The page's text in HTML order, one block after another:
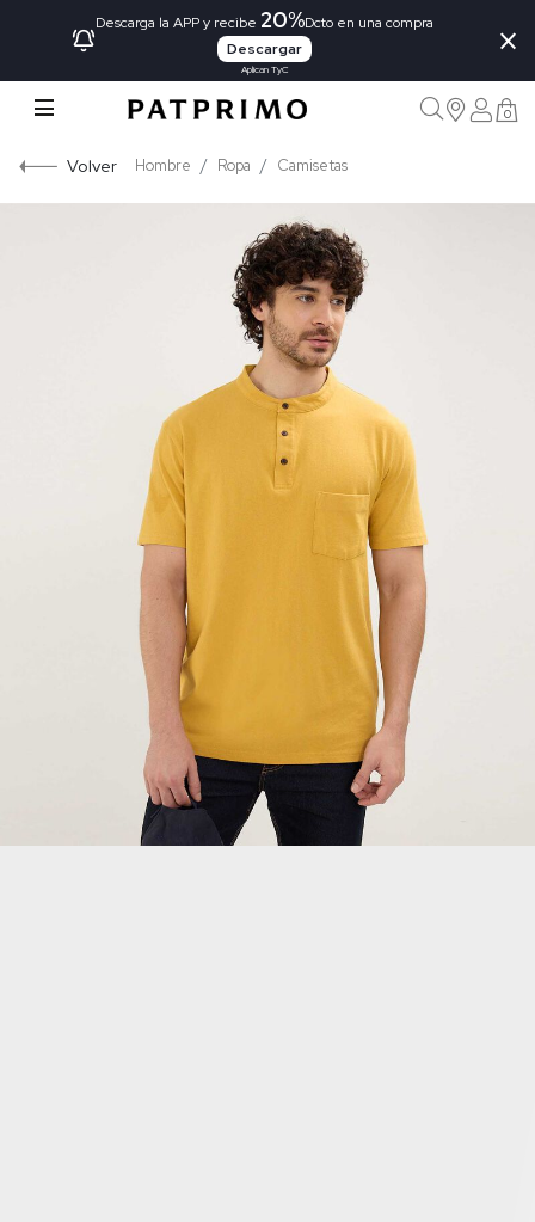
Descarga la APP y recibe 20%Dcto en una compra
Descargar
Aplican TyC
×
0
Volver Hombre Ropa Camisetas